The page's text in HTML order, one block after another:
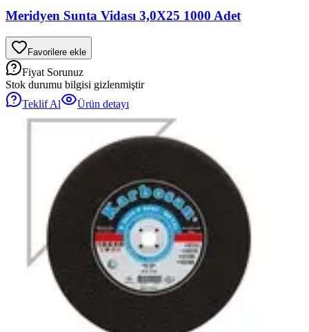
Meridyen Sunta Vidası 3,0X25 1000 Adet
Favorilere ekle
Fiyat Sorunuz
Stok durumu bilgisi gizlenmiştir
Teklif Al
Ürün detayı